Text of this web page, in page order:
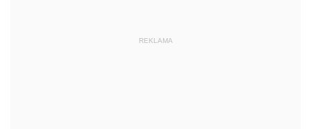
REKLAMA